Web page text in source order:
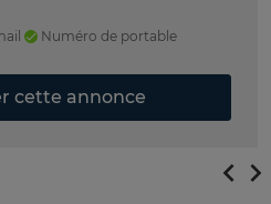
Numéro de portable
cette annonce